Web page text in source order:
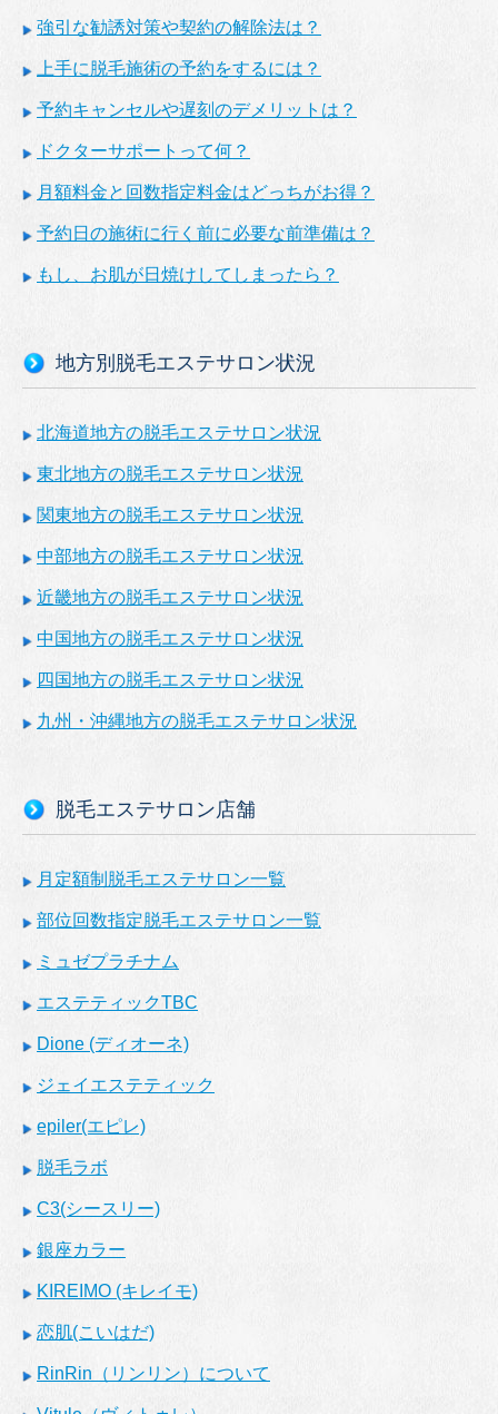
強引な勧誘対策や契約の解除法は？
上手に脱毛施術の予約をするには？
予約キャンセルや遅刻のデメリットは？
ドクターサポートって何？
月額料金と回数指定料金はどっちがお得？
予約日の施術に行く前に必要な前準備は？
もし、お肌が日焼けしてしまったら？
地方別脱毛エステサロン状況
北海道地方の脱毛エステサロン状況
東北地方の脱毛エステサロン状況
関東地方の脱毛エステサロン状況
中部地方の脱毛エステサロン状況
近畿地方の脱毛エステサロン状況
中国地方の脱毛エステサロン状況
四国地方の脱毛エステサロン状況
九州・沖縄地方の脱毛エステサロン状況
脱毛エステサロン店舗
月定額制脱毛エステサロン一覧
部位回数指定脱毛エステサロン一覧
ミュゼプラチナム
エステティックTBC
Dione (ディオーネ)
ジェイエステティック
epiler(エピレ)
脱毛ラボ
C3(シースリー)
銀座カラー
KIREIMO (キレイモ)
恋肌(こいはだ)
RinRin（リンリン）について